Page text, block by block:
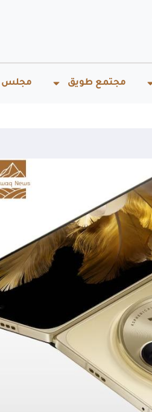
مجتمع طويق مجلس